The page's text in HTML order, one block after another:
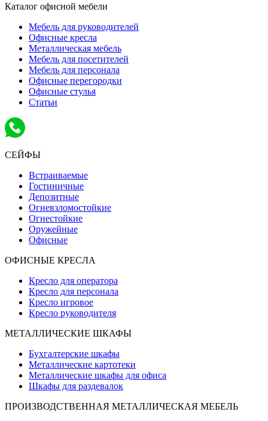
Каталог офисной мебели
Мебель для руководителей
Офисные кресла
Металлическая мебель
Мебель для посетителей
Мебель для персонала
Офисные перегородки
Офисные стулья
Статьи
СЕЙФЫ
Встраиваемые
Гостиничные
Депозитные
Огневзломостойкие
Огнестойкие
Оружейные
Офисные
ОФИСНЫЕ КРЕСЛА
Кресло для оператора
Кресло для персонала
Кресло игровое
Кресло руководителя
МЕТАЛЛИЧЕСКИЕ ШКАФЫ
Бухгалтерские шкафы
Металлические картотеки
Металлические шкафы для офиса
Шкафы для раздевалок
ПРОИЗВОДСТВЕННАЯ МЕТАЛЛИЧЕСКАЯ МЕБЕЛЬ